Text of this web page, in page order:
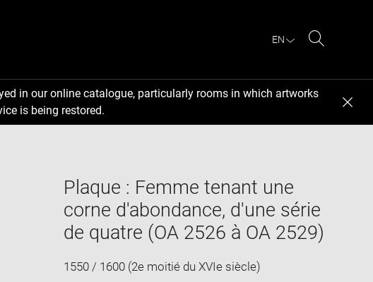
EN
in our online catalogue, particularly rooms in which artworks
is being restored.
Plaque : Femme tenant une
corne d'abondance, d'une série
de quatre (OA 2526 à OA 2529)
1550 / 1600 (2e moitié du XVIe siècle)